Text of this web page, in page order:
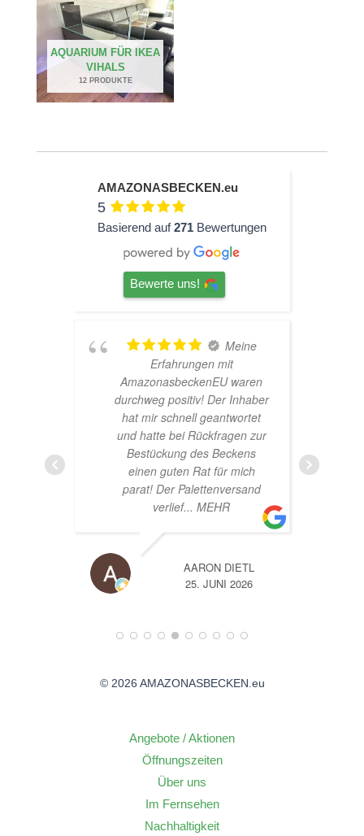
AQUARIUM FÜR IKEA
VIHALS
12 PRODUKTE
AMAZONASBECKEN.eu
5
Basierend auf271 Bewertungen
Bewerte uns!
TOP
Hardscape im Laden und
sehr nette Beratung! Ich bin
super Glücklich mit meinem
Beståbecken
A
14. JUNI 2026
© 2026 AMAZONASBECKEN.eu
Angebote / Aktionen
Öffnungszeiten
Über uns
Im Fernsehen
Nachhaltigkeit